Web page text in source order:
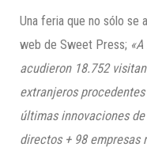
Una feria que no sólo se
web de Sweet Press;
acudieron 18.752
extranjeros
últimas innovaciones
directos + 98 empresas